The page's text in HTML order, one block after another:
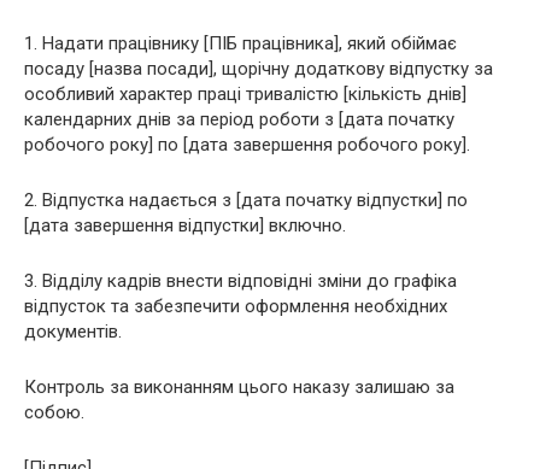
1. Надати працівнику [ПІБ працівника], який обіймає
посаду [назва посади], щорічну додаткову відпустку за
особливий характер праці тривалістю [кількість днів]
календарних днів за період роботи з [дата початку
робочого року] по [дата завершення робочого року].
2. Відпустка надається з [дата початку відпустки] по
[дата завершення відпустки] включно.
3. Відділу кадрів внести відповідні зміни до графіка
відпусток та забезпечити оформлення необхідних
документів.
Контроль за виконанням цього наказу залишаю за
собою.